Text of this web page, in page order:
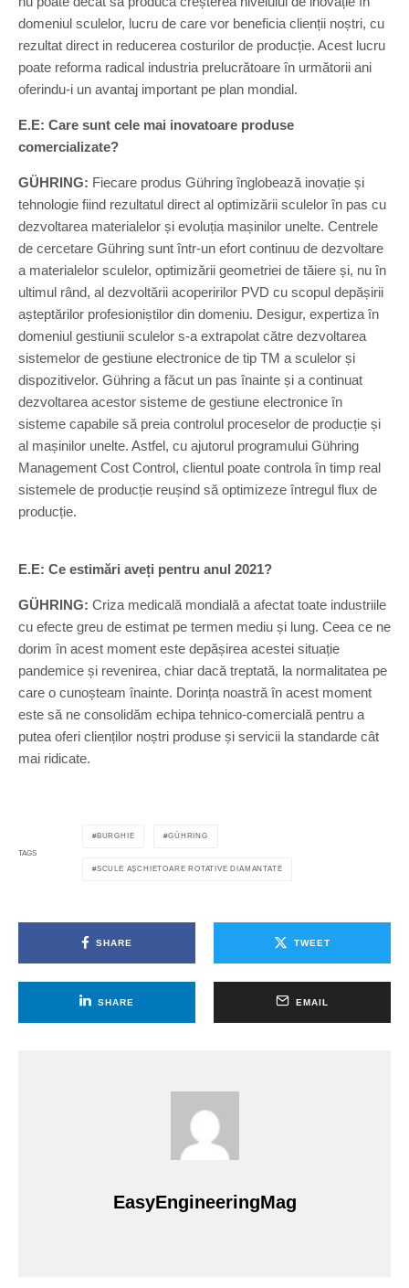
domeniul sculelor, lucru de care vor beneficia clienții noștri, cu
rezultat direct in reducerea costurilor de producție. Acest lucru
poate reforma radical industria prelucrătoare în următorii ani
oferindu-i un avantaj important pe plan mondial.
E.E: Care sunt cele mai inovatoare produse
comercializate?
GÜHRING: Fiecare produs Gühring înglobează inovație și
tehnologie fiind rezultatul direct al optimizării sculelor în pas cu
dezvoltarea materialelor și evoluția mașinilor unelte. Centrele
de cercetare Gühring sunt într-un efort continuu de dezvoltare
a materialelor sculelor, optimizării geometriei de tăiere și, nu în
ultimul rând, al dezvoltării acoperirilor PVD cu scopul depășirii
așteptărilor profesioniștilor din domeniu. Desigur, expertiza în
domeniul gestiunii sculelor s-a extrapolat către dezvoltarea
sistemelor de gestiune electronice de tip TM a sculelor și
dispozitivelor. Gühring a făcut un pas înainte și a continuat
dezvoltarea acestor sisteme de gestiune electronice în
sisteme capabile să preia controlul proceselor de producție și
al mașinilor unelte. Astfel, cu ajutorul programului Gühring
Management Cost Control, clientul poate controla în timp real
sistemele de producție reușind să optimizeze întregul flux de
producție.
E.E: Ce estimări aveți pentru anul 2021?
GÜHRING: Criza medicală mondială a afectat toate industriile
cu efecte greu de estimat pe termen mediu și lung. Ceea ce ne
dorim în acest moment este depășirea acestei situație
pandemice și revenirea, chiar dacă treptată, la normalitatea pe
care o cunoșteam înainte. Dorința noastră în acest moment
este să ne consolidăm echipa tehnico-comercială pentru a
putea oferi clienților noștri produse și servicii la standarde cât
mai ridicate.
TAGS
BURGHIE GÜHRING
SCULE AȘCHIETOARE ROTATIVE DIAMANTATE
SHARE TWEET
SHARE EMAIL
EasyEngineeringMag